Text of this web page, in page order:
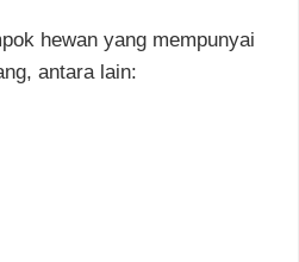
hewan yang mempunyai
antara lain: